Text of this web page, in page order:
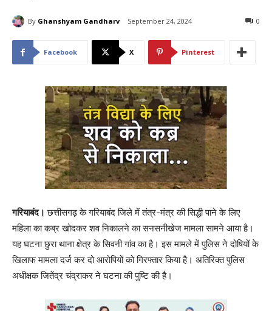
By Ghanshyam Gandharv September 24, 2024 0
Facebook X Pinterest
गरियाबंद। छत्तीसगढ़ के गरियाबंद जिले में तंत्र-मंत्र की सिद्धी पाने के लिए
महिला का कब्र खोदकर शव निकालने का सनसनीखेज मामला सामने आया है।
यह घटना छुरा थाना क्षेत्र के सिवनी गांव का है। इस मामले में पुलिस ने दोषियों के
खिलाफ मामला दर्ज कर दो आरोपियों को गिरफ्तार किया है। अतिरिक्त पुलिस
अधीक्षक जितेंद्र चंद्राकर ने घटना की पुष्टि की है।